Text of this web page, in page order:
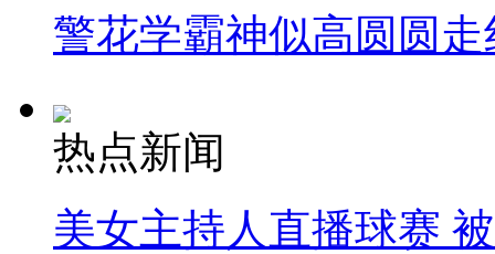
警花学霸神似高圆圆走
热点新闻
美女主持人直播球赛